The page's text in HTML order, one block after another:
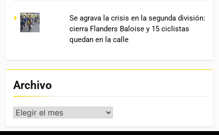
Se agrava la crisis en la segunda división:
cierra Flanders Baloise y 15 ciclistas
quedan en la calle
Archivo
Archivo